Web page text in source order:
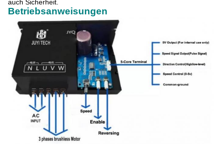
auch Sicherheit.
Betriebsanweisungen